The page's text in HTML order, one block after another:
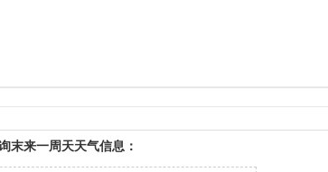
末来一周天天气信息：